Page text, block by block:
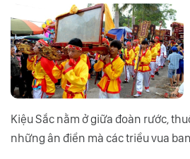
Kiệu Sắc nằm ở giữa đoàn rước,
những ân điển mà các triều vua